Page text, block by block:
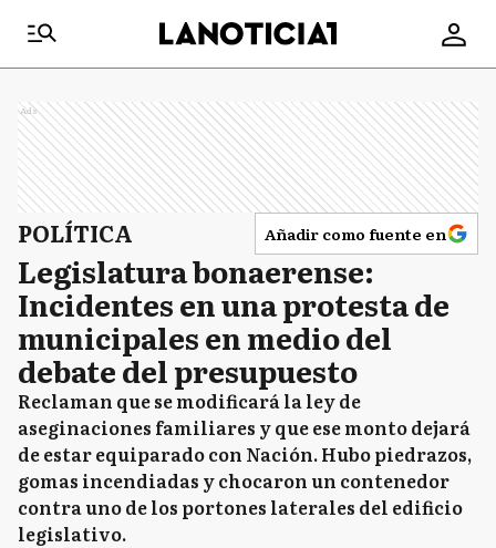
Ads
POLÍTICA Añadir como fuente en
Legislatura bonaerense:
Incidentes en una protesta de
municipales en medio del
debate del presupuesto
Reclaman que se modificará la ley de
aseginaciones familiares y que ese monto dejará
de estar equiparado con Nación. Hubo piedrazos,
gomas incendiadas y chocaron un contenedor
contra uno de los portones laterales del edificio
legislativo.